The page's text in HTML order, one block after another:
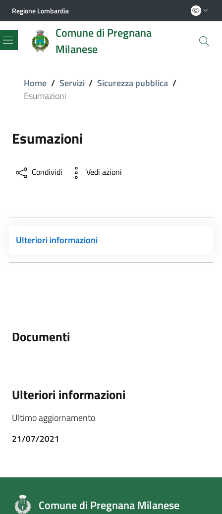
Regione Lombardia
Comune di Pregnana
Milanese
Menu
Home / Servizi / Sicurezza pubblica /
Esumazioni
Esumazioni
Condividi Vedi azioni
Ulteriori informazioni
Documenti
Ulteriori informazioni
Ultimo aggiornamento
21/07/2021
Comune di Pregnana Milanese